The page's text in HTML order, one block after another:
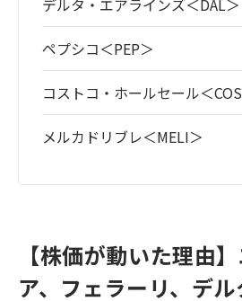
ペプシコ＜PEP＞
コストコ・ホールセール＜
メルカドリブレ＜MELI＞
【株価が動いた理由
ア、フェラーリ、デ